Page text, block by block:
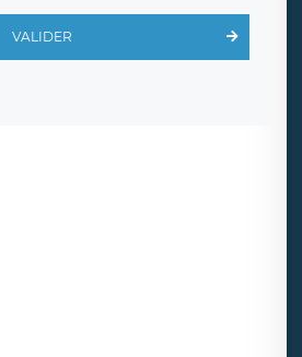
protection conformes au RGPD. Les
étant entendu que vous pouvez
de vos données et retirer votre
VALIDER